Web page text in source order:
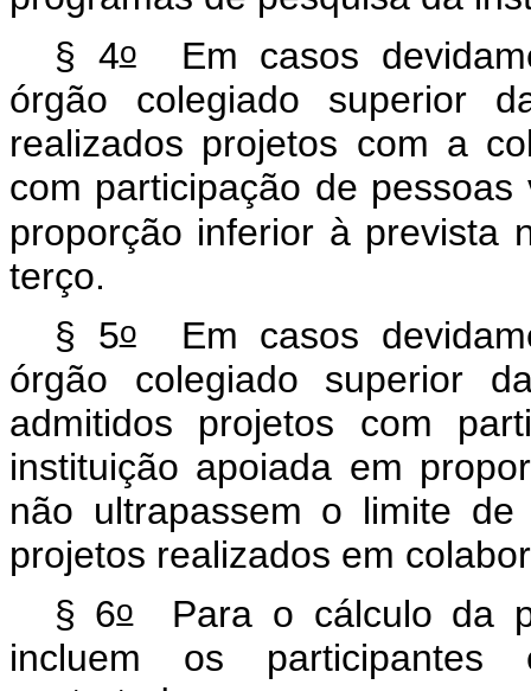
§ 4oEm casos
órgão colegiado superior
realizados projetos com a
com participação de
proporção inferior à prevista
terço.
§ 5oEm casos
órgão colegiado superior
admitidos projetos com
instituição apoiada em
não ultrapassem o limite
projetos realizados em
§ 6oPara o cálculo da
incluem os participantes